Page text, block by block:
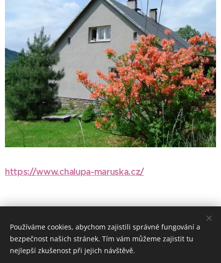
https://www.chalupa-maruska.cz/
www.zimnihory.czwww.letnihory.cz
Používáme cookies, abychom zajistili správné fungování a
bezpečnost našich stránek. Tím vám můžeme zajistit tu
nejlepší zkušenost při jejich návštěvě.